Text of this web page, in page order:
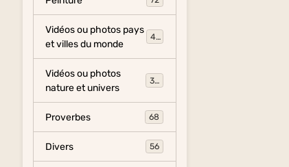
Vidéos ou photos pays
et villes du monde
454
Vidéos ou photos
nature et univers
325
Proverbes 68
Divers 56